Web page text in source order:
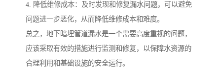
4. 降低维修成本：及时发现和修复漏水问题，可以避免
问题进一步恶化，从而降低维修成本和难度。
总之，地下暗埋管道漏水是一个需要高度重视的问题，
应该采取有效的措施进行监测和修复，以保障水资源的
合理利用和基础设施的安全运行。